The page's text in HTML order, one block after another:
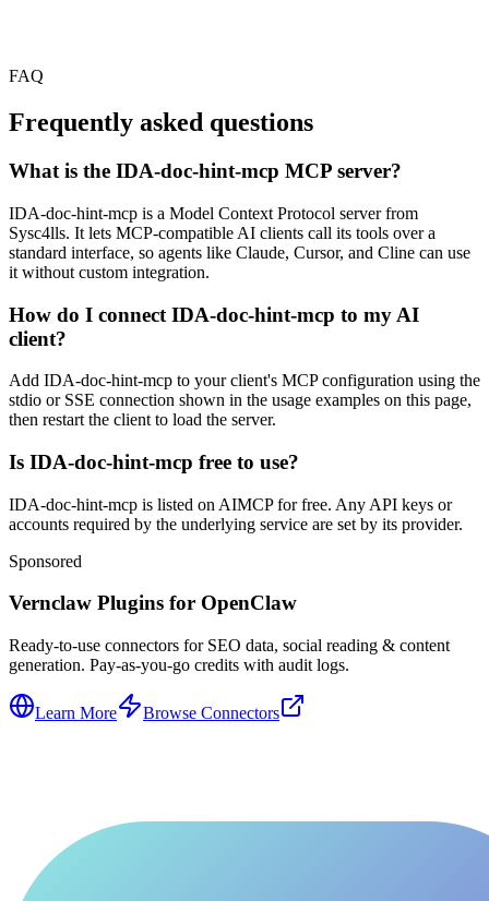
FAQ
Frequently asked questions
What is the IDA-doc-hint-mcp MCP server?
IDA-doc-hint-mcp is a Model Context Protocol server from
Sysc4lls. It lets MCP-compatible AI clients call its tools over a
standard interface, so agents like Claude, Cursor, and Cline can use
it without custom integration.
How do I connect IDA-doc-hint-mcp to my AI
client?
Add IDA-doc-hint-mcp to your client's MCP configuration using the
stdio or SSE connection shown in the usage examples on this page,
then restart the client to load the server.
Is IDA-doc-hint-mcp free to use?
IDA-doc-hint-mcp is listed on AIMCP for free. Any API keys or
accounts required by the underlying service are set by its provider.
Sponsored
Vernclaw Plugins for OpenClaw
Ready-to-use connectors for SEO data, social reading & content
generation. Pay-as-you-go credits with audit logs.
Learn More Browse Connectors